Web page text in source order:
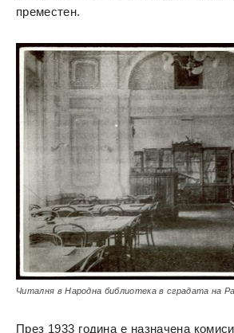
преместен.
Читалня в Народна библиотека в сградата на
През 1933 година е назначена